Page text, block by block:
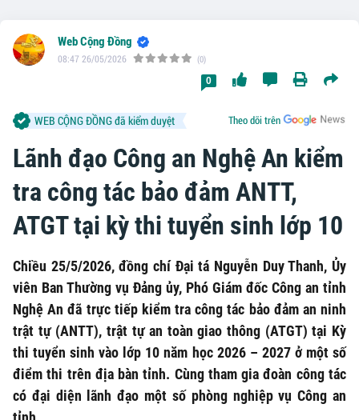
Lãnh đạo Công an Nghệ An kiểm
tra công tác bảo đảm ANTT,
ATGT tại kỳ thi tuyển sinh lớp 10
Chiều 25/5/2026, đồng chí Đại tá Nguyễn Duy Thanh, Ủy
viên Ban Thường vụ Đảng ủy, Phó Giám đốc Công an tỉnh
Nghệ An đã trực tiếp kiểm tra công tác bảo đảm an ninh
trật tự (ANTT), trật tự an toàn giao thông (ATGT) tại Kỳ
thi tuyển sinh vào lớp 10 năm học 2026 – 2027 ở một số
điểm thi trên địa bàn tỉnh. Cùng tham gia đoàn công tác
có đại diện lãnh đạo một số phòng nghiệp vụ Công an
Web Cộng Đồng
08:47 26/05/2026 (0)
0
Theo dõi trên
WEB CỘNG ĐỒNG đã kiểm duyệt